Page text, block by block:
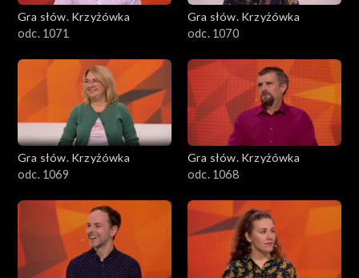
Gra słów. Krzyżówka
odc. 1071
Gra słów. Krzyżówka
odc. 1070
Gra słów. Krzyżówka
odc. 1069
Gra słów. Krzyżówka
odc. 1068